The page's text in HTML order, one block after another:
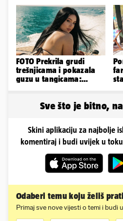
snagama
FOTO Prekrila grudi
trešnjicama i pokazala
guzu u tangicama:
Sve što je bitno,
Skini aplikaciju za najbolje
komentiraj i budi uvijek u
Odaberi temu koju želiš
Primaj sve nove vijesti o temi i budi